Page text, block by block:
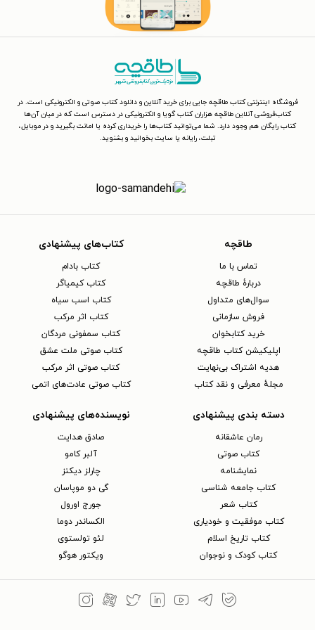
فروشگاه اینترنتی کتاب طاقچه جایی برای خرید آنلاین و دانلود کتاب صوتی و الکترونیکی است. در
کتاب‌فروشی آنلاین طاقچه هزاران کتاب گویا و الکترونیکی در دسترس است که در میان آن‌ها
کتاب رایگان هم وجود دارد. شما می‌توانید کتاب‌ها را خریداری کرده یا امانت بگیرید و در موبایل،
تبلت، رایانه یا سایت بخوانید و بشنوید.
طاقچه
تماس با ما
دربارهٔ طاقچه
سوال‌های متداول
فروش سازمانی
خرید کتابخوان
اپلیکیشن کتاب طاقچه
هدیه اشتراک بی‌نهایت
مجلهٔ معرفی و نقد کتاب
کتاب‌های پیشنهادی
کتاب بادام
کتاب کیمیاگر
کتاب اسب سیاه
کتاب اثر مرکب
کتاب سمفونی مردگان
کتاب صوتی ملت عشق
کتاب صوتی اثر مرکب
کتاب صوتی عادت‌های اتمی
دسته بندی پیشنهادی
رمان عاشقانه
کتاب‌ صوتی
نمایشنامه
کتاب جامعه شناسی
کتاب شعر
کتاب موفقیت و خودیاری
کتاب تاریخ اسلام
کتاب کودک و نوجوان
نویسنده‌های پیشنهادی
صادق هدایت
آلبر کامو
چارلز دیکنز
گی دو موپاسان
جورج اورول
الکساندر دوما
لئو تولستوی
ویکتور هوگو